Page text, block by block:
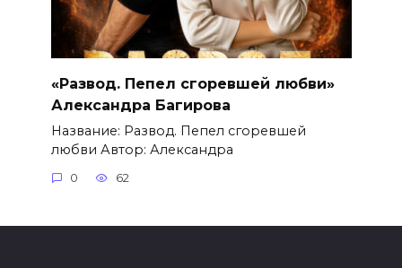
«Развод. Пепел сгоревшей любви»
Александра Багирова
Название: Развод. Пепел сгоревшей
любви Автор: Александра
0 62